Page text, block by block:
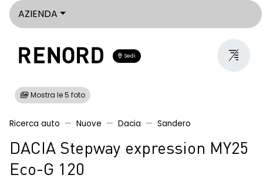
AZIENDA
Sedi
Mostra le 5 foto
Ricerca auto Nuove Dacia Sandero
DACIA Stepway expression MY25
Eco-G 120